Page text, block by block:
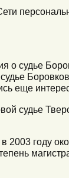
о судье
еще
судье
2003 году